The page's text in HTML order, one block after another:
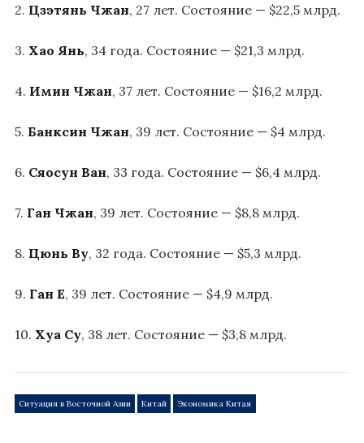
2. Цзэтянь Чжан, 27 лет. Состояние — $22,5 млрд.
3. Хао Янь, 34 года. Состояние — $21,3 млрд.
4. Имин Чжан, 37 лет. Состояние — $16,2 млрд.
5. Банксин Чжан, 39 лет. Состояние — $4 млрд.
6. Сяосун Ван, 33 года. Состояние — $6,4 млрд.
7. Ган Чжан, 39 лет. Состояние — $8,8 млрд.
8. Цюнь Ву, 32 года. Состояние — $5,3 млрд.
9. Ган Е, 39 лет. Состояние — $4,9 млрд.
10. Хуа Су, 38 лет. Состояние — $3,8 млрд.
Ситуация в Восточной Азии Китай Экономика Китая